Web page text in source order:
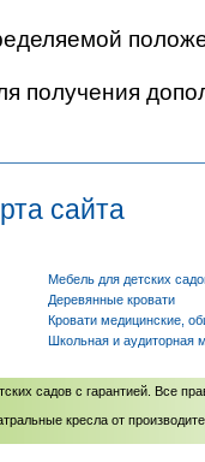
получения
сайта
Мебель для детских
Деревянные кровати
Кровати медицинские,
Школьная и аудиторная
садов с гарантией. Все
кресла от
персональных данных